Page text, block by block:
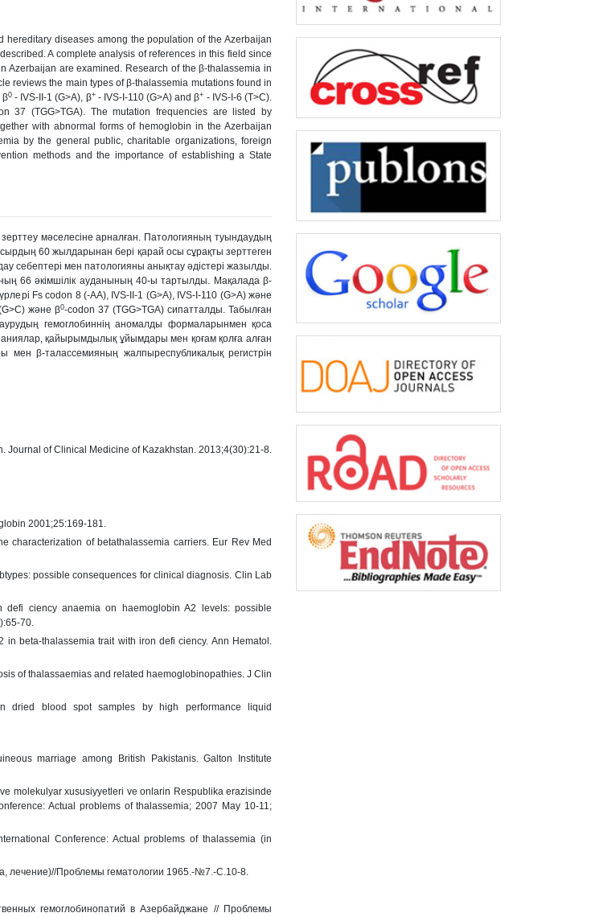
diseases among the population of the Azerbaijan
A complete analysis of references in this field since
Azerbaijan are examined. Research of the β-thalassemia in
reviews the main types of β-thalassemia mutations found in
β0 - IVS-II-1 (G>A), β+ - IVS-I-110 (G>A) and β+ - IVS-I-6 (T>C).
37 (TGG>TGA). The mutation frequencies are listed by
with abnormal forms of hemoglobin in the Azerbaijan
by the general public, charitable organizations, foreign
methods and the importance of establishing a State
мəселесіне арналған. Патологияның туындаудың
60 жылдарынан бері қарай осы сұрақты зерттеген
себептері мен патологияны анықтау əдістері жазылды.
66 əкімшілік ауданының 40-ы тартылды. Мақалада β-
Fs codon 8 (-AA), IVS-II-1 (G>A), IVS-I-110 (G>A) жəне
жəне β0-codon 37 (TGG>TGA) сипатталды. Табылған
гемоглобиннің аномалды формаларынмен қоса
қайырымдылық ұйымдары мен қоғам қолға алған
β-талассемияның жалпыреспубликалық регистрін
Journal of Clinical Medicine of Kazakhstan. 2013;4(30):21-8.
2001;25:169-181.
characterization of betathalassemia carriers. Eur Rev Med
possible consequences for clinical diagnosis. Clin Lab
defi ciency anaemia on haemoglobin A2 levels: possible
70.
beta-thalassemia trait with iron defi ciency. Ann Hematol.
of thalassaemias and related haemoglobinopathies. J Clin
dried blood spot samples by high performance liquid
marriage among British Pakistanis. Galton Institute
molekulyar xususiyyetleri ve onlarin Respublika erazisinde
Actual problems of thalassemia; 2007 May 10-11;
Conference: Actual problems of thalassemia (in
лечение)//Проблемы гематологии 1965.-№7.-С.10-8.
гемоглобинопатий в Азербайджане // Проблемы